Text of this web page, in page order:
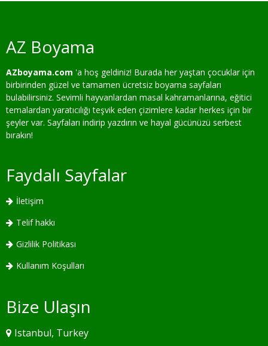
AZ Boyama
AZboyama.com 'a hoş geldiniz! Burada her yaştan çocuklar için
birbirinden güzel ve tamamen ücretsiz boyama sayfaları
bulabilirsiniz. Sevimli hayvanlardan masal kahramanlarına, eğitici
temalardan yaratıcılığı teşvik eden çizimlere kadar herkes için bir
şeyler var. Sayfaları indirip yazdırın ve hayal gücünüzü serbest
bırakın!
Faydalı Sayfalar
İletişim
Telif hakkı
Gizlilik Politikası
Kullanım Koşulları
Bize Ulaşın
Istanbul, Turkey